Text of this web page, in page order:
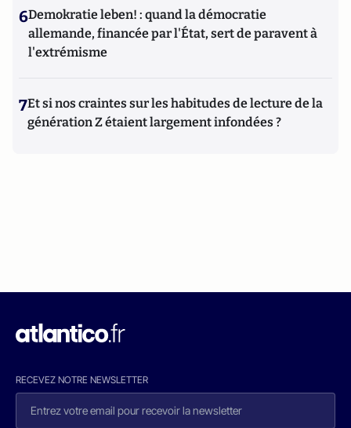
6Demokratie leben! : quand la démocratie
allemande, financée par l'État, sert de paravent à
l'extrémisme
7Et si nos craintes sur les habitudes de lecture de la
génération Z étaient largement infondées ?
RECEVEZ NOTRE NEWSLETTER